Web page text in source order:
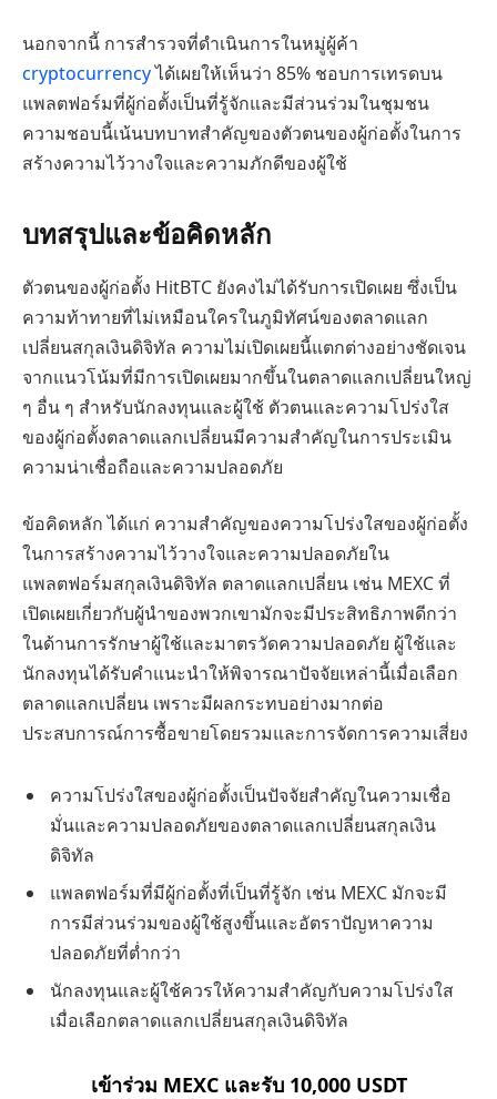
นอกจากนี้ การสำรวจที่ดำเนินการในหมู่ผู้ค้า
cryptocurrencyได้เผยให้เห็นว่า 85% ชอบการเทรดบน
แพลตฟอร์มที่ผู้ก่อตั้งเป็นที่รู้จักและมีส่วนร่วมในชุมชน
ความชอบนี้เน้นบทบาทสำคัญของตัวตนของผู้ก่อตั้งในการ
สร้างความไว้วางใจและความภักดีของผู้ใช้
บทสรุปและข้อคิดหลัก
ตัวตนของผู้ก่อตั้ง HitBTC ยังคงไม่ได้รับการเปิดเผย ซึ่งเป็น
ความท้าทายที่ไม่เหมือนใครในภูมิทัศน์ของตลาดแลก
เปลี่ยนสกุลเงินดิจิทัล ความไม่เปิดเผยนี้แตกต่างอย่างชัดเจน
จากแนวโน้มที่มีการเปิดเผยมากขึ้นในตลาดแลกเปลี่ยนใหญ่
ๆ อื่น ๆ สำหรับนักลงทุนและผู้ใช้ ตัวตนและความโปร่งใส
ของผู้ก่อตั้งตลาดแลกเปลี่ยนมีความสำคัญในการประเมิน
ความน่าเชื่อถือและความปลอดภัย
ข้อคิดหลัก ได้แก่ ความสำคัญของความโปร่งใสของผู้ก่อตั้ง
ในการสร้างความไว้วางใจและความปลอดภัยใน
แพลตฟอร์มสกุลเงินดิจิทัล ตลาดแลกเปลี่ยน เช่น MEXC ที่
เปิดเผยเกี่ยวกับผู้นำของพวกเขามักจะมีประสิทธิภาพดีกว่า
ในด้านการรักษาผู้ใช้และมาตรวัดความปลอดภัย ผู้ใช้และ
นักลงทุนได้รับคำแนะนำให้พิจารณาปัจจัยเหล่านี้เมื่อเลือก
ตลาดแลกเปลี่ยน เพราะมีผลกระทบอย่างมากต่อ
ประสบการณ์การซื้อขายโดยรวมและการจัดการความเสี่ยง
ความโปร่งใสของผู้ก่อตั้งเป็นปัจจัยสำคัญในความเชื่อ
มั่นและความปลอดภัยของตลาดแลกเปลี่ยนสกุลเงิน
ดิจิทัล
แพลตฟอร์มที่มีผู้ก่อตั้งที่เป็นที่รู้จัก เช่น MEXC มักจะมี
การมีส่วนร่วมของผู้ใช้สูงขึ้นและอัตราปัญหาความ
ปลอดภัยที่ต่ำกว่า
นักลงทุนและผู้ใช้ควรให้ความสำคัญกับความโปร่งใส
เมื่อเลือกตลาดแลกเปลี่ยนสกุลเงินดิจิทัล
เข้าร่วม MEXC และรับ 10,000 USDT